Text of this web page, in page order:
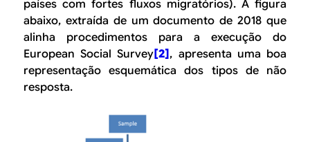
países com fortes fluxos migratórios). A figura
abaixo, extraída de um documento de 2018 que
alinha procedimentos para a execução do
European Social Survey[2], apresenta uma boa
representação esquemática dos tipos de não
resposta.